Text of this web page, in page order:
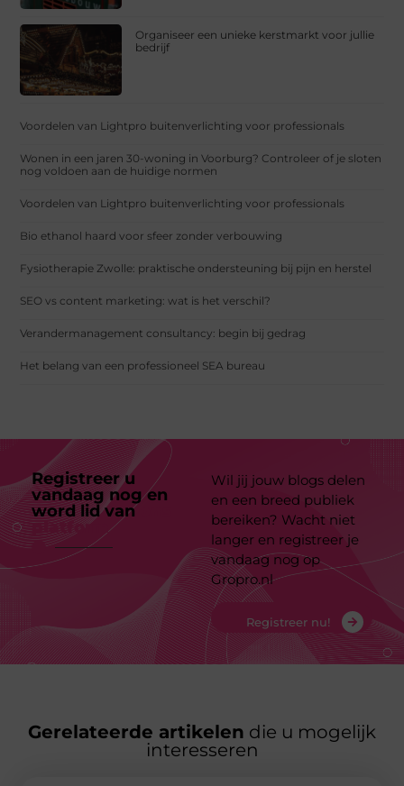
Organiseer een unieke kerstmarkt voor jullie
bedrijf
Voordelen van Lightpro buitenverlichting voor professionals
Wonen in een jaren 30-woning in Voorburg? Controleer of je sloten
nog voldoen aan de huidige normen
Voordelen van Lightpro buitenverlichting voor professionals
Bio ethanol haard voor sfeer zonder verbouwing
Fysiotherapie Zwolle: praktische ondersteuning bij pijn en herstel
SEO vs content marketing: wat is het verschil?
Verandermanagement consultancy: begin bij gedrag
Het belang van een professioneel SEA bureau
Registreer u
vandaag nog en
word lid van
platform
Wil jij jouw blogs delen
en een breed publiek
bereiken? Wacht niet
langer en registreer je
vandaag nog op
Gropro.nl
Registreer nu!
Gerelateerde artikelen die u mogelijk
interesseren